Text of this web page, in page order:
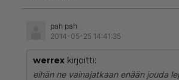
pah pah
2014-05-25 14:41:35
werrex kirjoitti:
eihän ne vainajatkaan enään jouda